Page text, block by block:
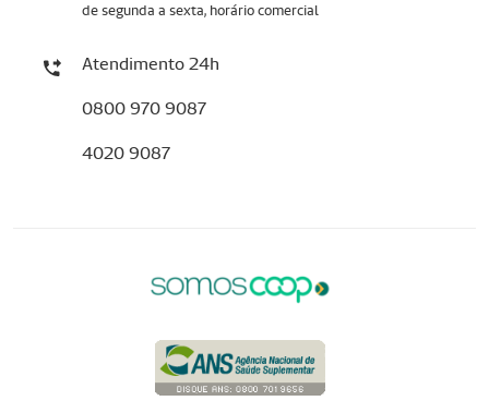
de segunda a sexta, horário comercial
Atendimento 24h
0800 970 9087
4020 9087